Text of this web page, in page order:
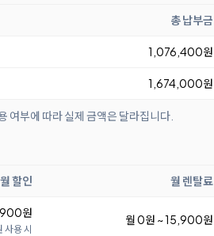
총 납부금
1,076,400원
1,674,000원
여부에 따라 실제 금액은 달라집니다.
월 할인 월 렌탈료
원
용 시
월 0원 ~ 15,900원